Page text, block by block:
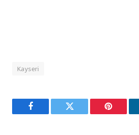
Kayseri
Facebook Twitter Pinterest